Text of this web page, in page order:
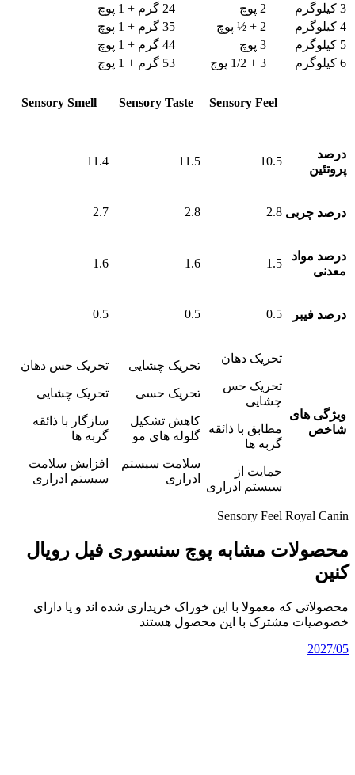
3 کیلوگرم
2 پوچ
24 گرم + 1 پوچ
4 کیلوگرم
2 + ½ پوچ
35 گرم + 1 پوچ
5 کیلوگرم
3 پوچ
44 گرم + 1 پوچ
6 کیلوگرم
3 + 1/2 پوچ 53 گرم + 1 پوچ
Sensory Feel
Sensory Taste
Sensory Smell
درصد
پروتئین
10.5
11.5
11.4
درصد چربی 2.8
2.8
2.7
درصد مواد
معدنی
1.5
1.6
1.6
درصد فیبر 0.5
0.5
0.5
ویژگی های
شاخص
تحریک دهان
تحریک حس
چشایی
مطابق با ذائقه
گربه ها
حمایت از
سیستم ادراری
تحریک چشایی
تحریک حسی
کاهش تشکیل
گلوله های مو
سلامت سیستم
ادراری
تحریک حس دهان
تحریک چشایی
سازگار با ذائقه
گربه ها
افزایش سلامت
سیستم ادراری
Sensory Feel Royal Canin
محصولات مشابه پوچ سنسوری فیل رویال
کنین
محصولاتی که معمولا با این خوراک خریداری شده اند و یا دارای
خصوصیات مشترک با این محصول هستند
2027/05